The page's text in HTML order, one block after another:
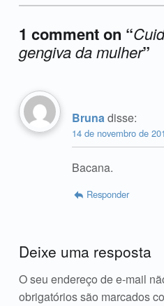
1 comment on “
gengiva da mulher”
Bruna disse:
14 de novembro de
Bacana.
Responder
Deixe uma resposta
O seu endereço de e-mail
obrigatórios são marcados